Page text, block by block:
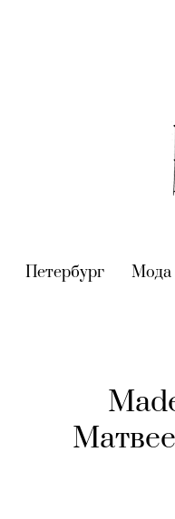
Петербург (current)
Мода